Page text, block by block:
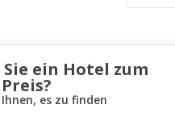
Sie ein Hotel zum
es zu finden